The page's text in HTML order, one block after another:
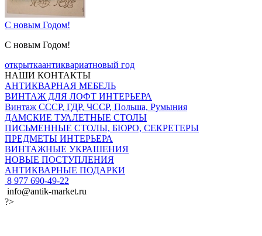
С новым Годом!
С новым Годом!
открыткаантиквариатновый год
НАШИ КОНТАКТЫ
АНТИКВАРНАЯ МЕБЕЛЬ
ВИНТАЖ ДЛЯ ЛОФТ ИНТЕРЬЕРА
Винтаж СССР, ГДР, ЧССР, Польша, Румыния
ДАМСКИЕ ТУАЛЕТНЫЕ СТОЛЫ
ПИСЬМЕННЫЕ СТОЛЫ, БЮРО, СЕКРЕТЕРЫ
ПРЕДМЕТЫ ИНТЕРЬЕРА
ВИНТАЖНЫЕ УКРАШЕНИЯ
НОВЫЕ ПОСТУПЛЕНИЯ
АНТИКВАРНЫЕ ПОДАРКИ
8 977 690-49-22
info@antik-market.ru
?>